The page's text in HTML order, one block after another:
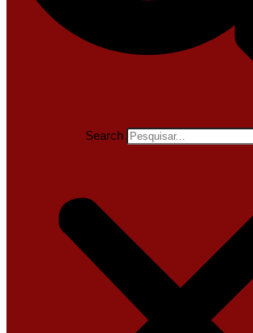
Search